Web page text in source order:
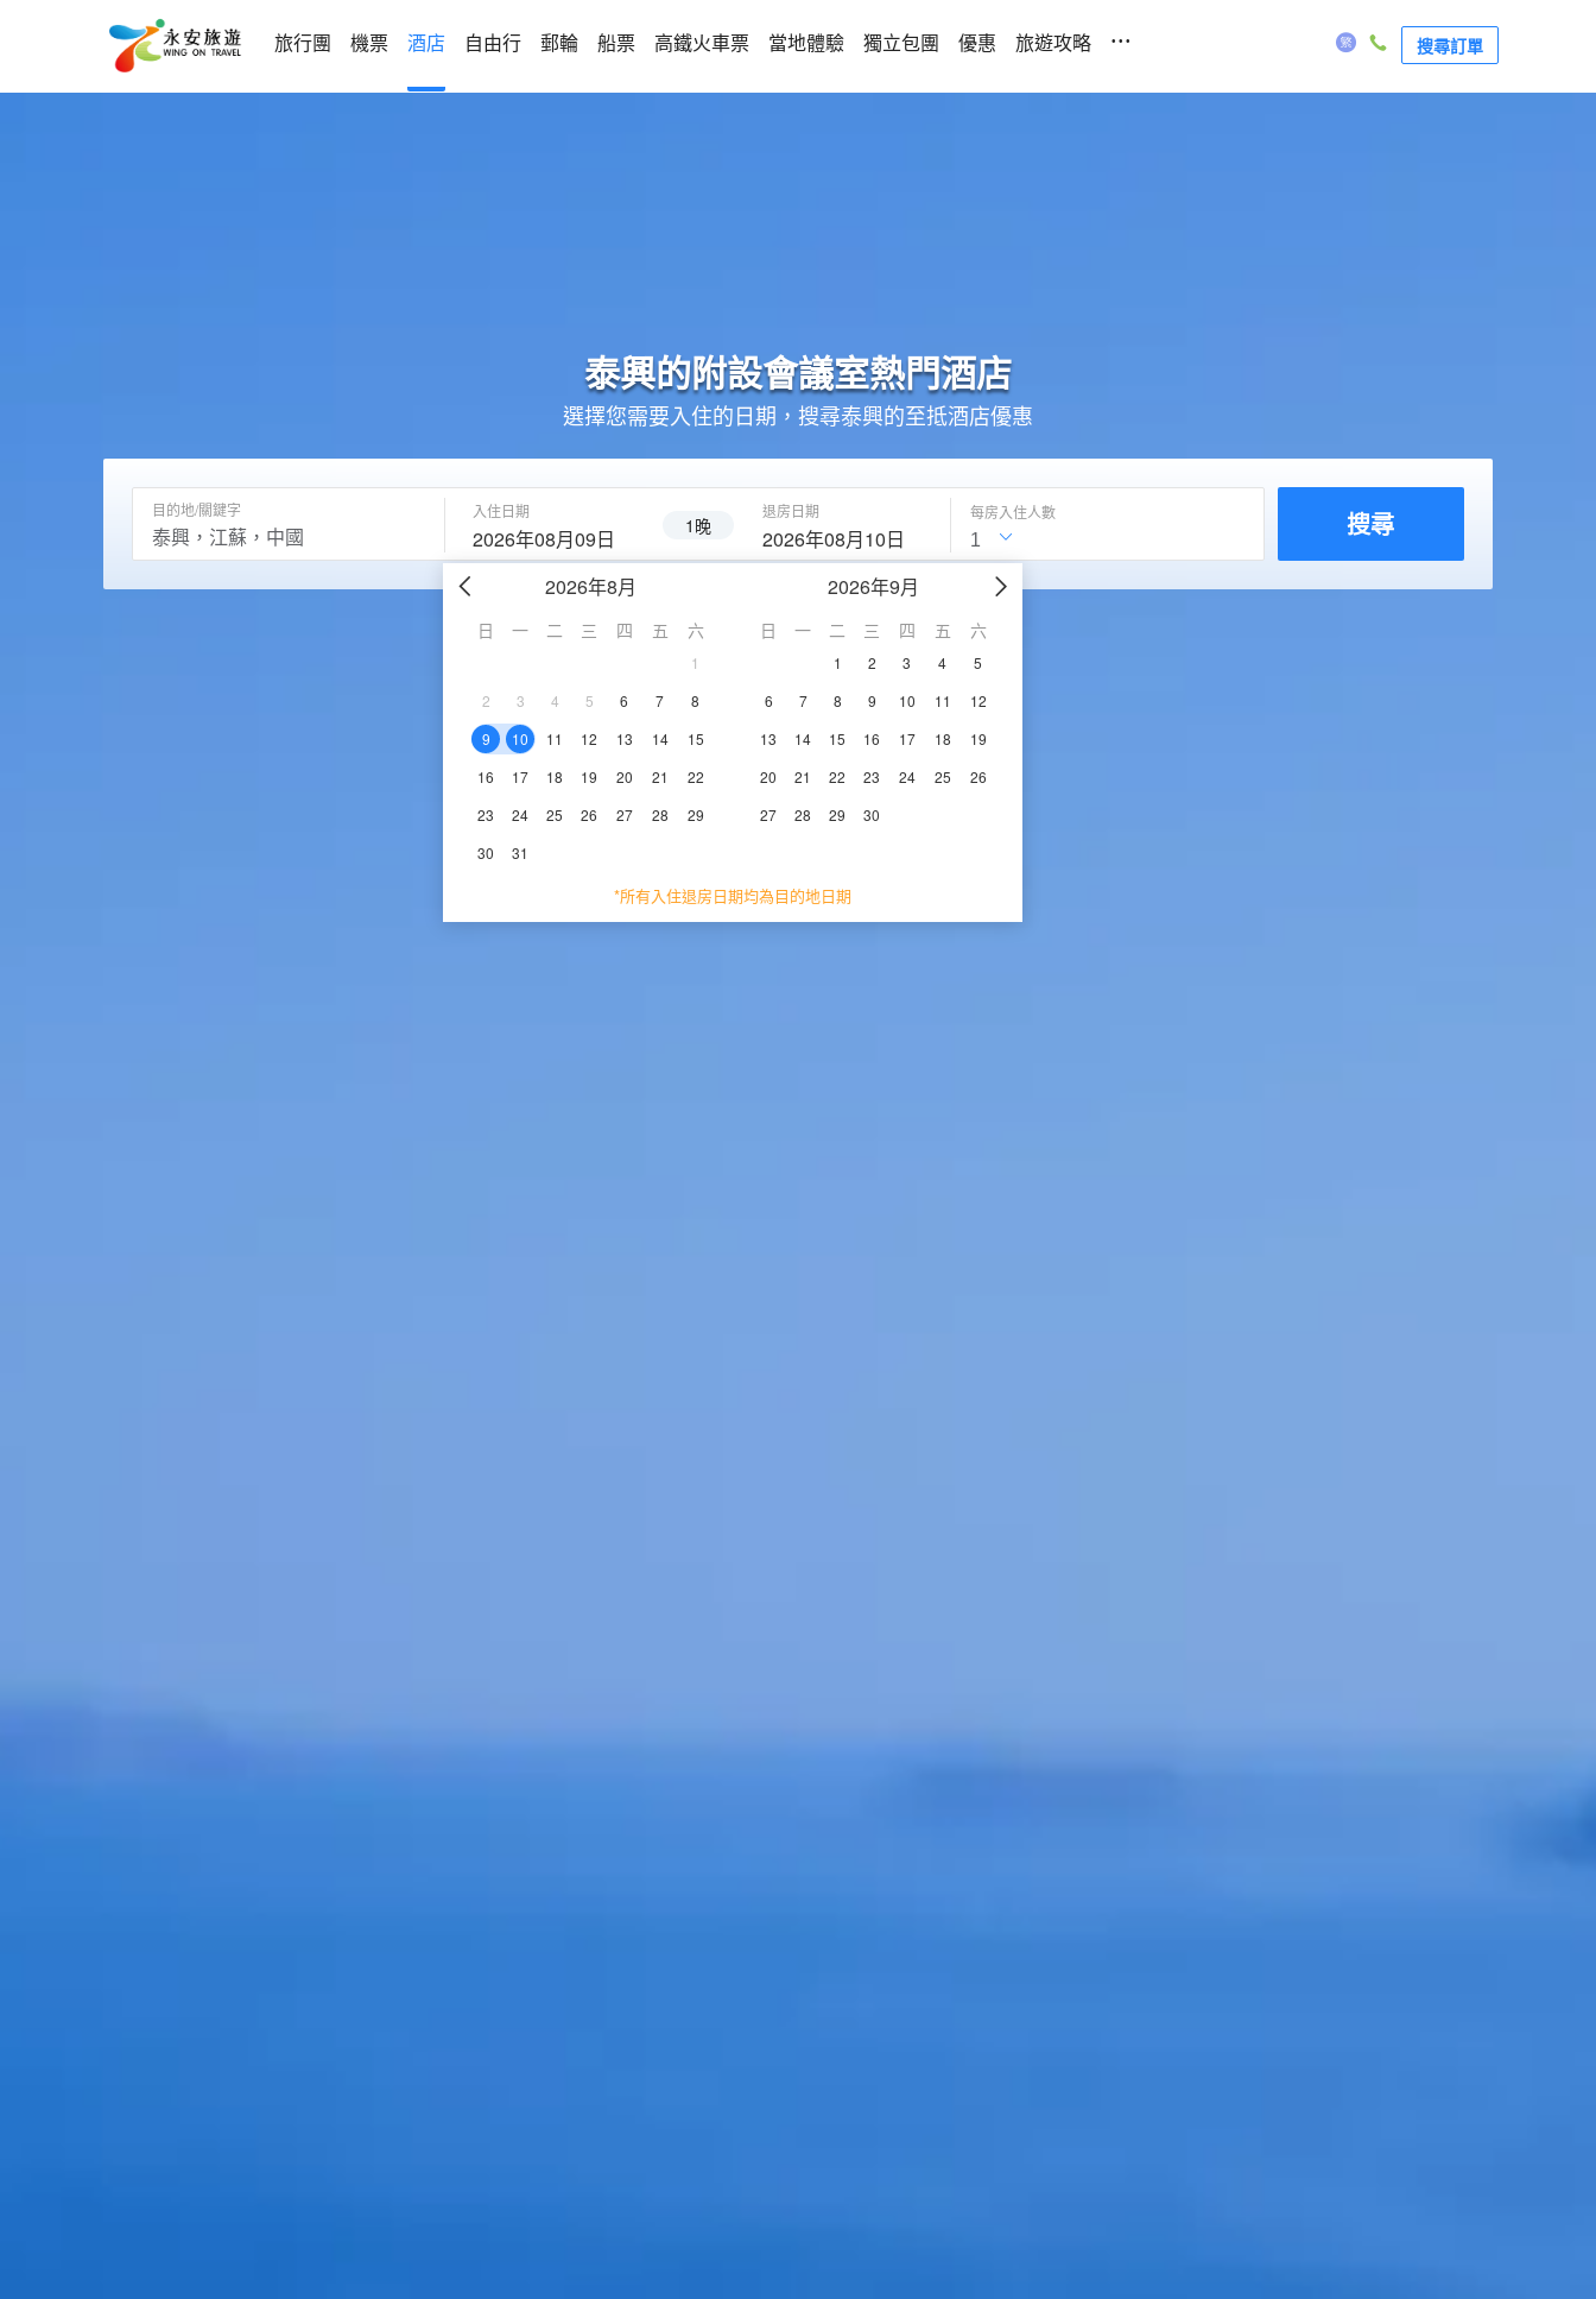
旅行團 機票 酒店 自由行 郵輪 船票 高鐵火車票 當地體驗 獨立包團 優惠 旅遊攻略 ... 搜尋訂單
泰興的附設會議室熱門酒店
選擇您需要入住的日期，搜尋泰興的至抵酒店優惠
目的地/關鍵字 入住日期
2026年08月09日 1晚
退房日期
2026年08月10日
2026年8月
日 一 二 三 四 五 六
1
2
3 4 5 6 7
8
9
10 11 12 13 14
15
16
17 18 19 20 21
22
23
24 25 26 27 28
29
30
31
2026年9月
日 一 二 三 四 五 六
1 2 3 4
5
6
7 8 9 10 11
12
13
14 15 16 17 18
19
20
21 22 23 24 25
26
27
28 29 30
*所有入住退房日期均為目的地日期
每房入住人數 搜尋